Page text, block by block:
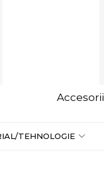
Accesorii
TEHNOLOGIE